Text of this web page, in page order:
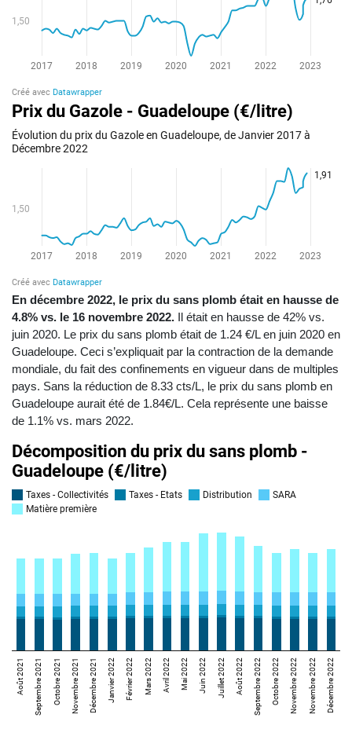
En décembre 2022, le prix du sans plomb était en hausse de
4.8% vs. le 16 novembre 2022. Il était en hausse de 42% vs.
juin 2020. Le prix du sans plomb était de 1.24 €/L en juin 2020 en
Guadeloupe. Ceci s’expliquait par la contraction de la demande
mondiale, du fait des confinements en vigueur dans de multiples
pays. Sans la réduction de 8.33 cts/L, le prix du sans plomb en
Guadeloupe aurait été de 1.84€/L. Cela représente une baisse
de 1.1% vs. mars 2022.